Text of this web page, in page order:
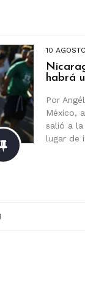
10
habrá
Por
México,
salió a
lugar de